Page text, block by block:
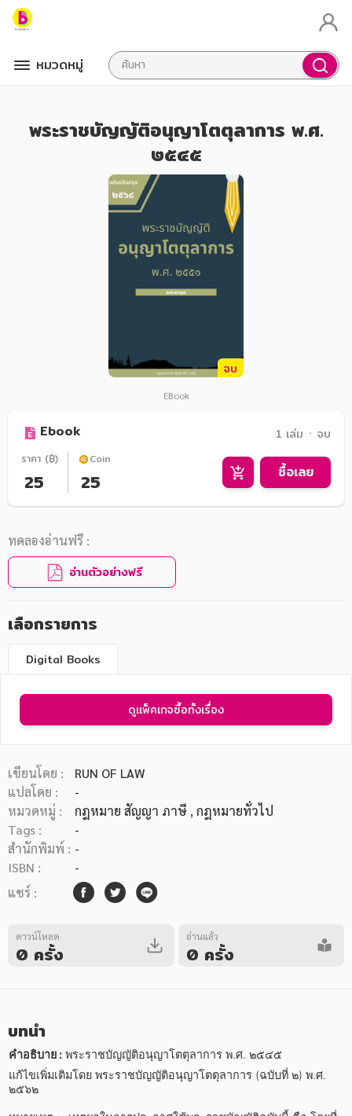
หมวดหมู่
หมวดหมู่หนังสือ
หมวดหมู่ยอดนิยม
หนังสือออกใหม่ หนังสือยอดนิยม หนังสือเช่า
อีบุ๊กอ่านฟรี
หมวดหมู่หนังสือ
อาหาร สุขภาพ การแพทย์
ศิลปะ บันเทิง กีฬา ท่องเที่ยว
พระราชบัญญัติอนุญาโตตุลาการ พ.ศ.
๒๕๔๕
จบ
EBook
Ebook 1 เล่ม ᛫ จบ
ราคา (฿)
25
Coin
25 ซื้อเลย
ทดลองอ่านฟรี :
อ่านตัวอย่างฟรี
เลือกรายการ
Digital Books
ดูแพ็คเกจซื้อทั้งเรื่อง
เขียนโดย :
RUN OF LAW
แปลโดย :
-
หมวดหมู่ :
กฎหมาย สัญญา ภาษี , กฎหมายทั่วไป
Tags :
-
สำนักพิมพ์ : -
ISBN :
-
แชร์ :
ดาวน์โหลด
0 ครั้ง
อ่านแล้ว
0 ครั้ง
บทนำ
คำอธิบาย : พระราชบัญญัติอนุญาโตตุลาการ พ.ศ. ๒๕๔๕
แก้ไขเพิ่มเติมโดย พระราชบัญญัติอนุญาโตตุลาการ (ฉบับที่ ๒) พ.ศ.
๒๕๖๒